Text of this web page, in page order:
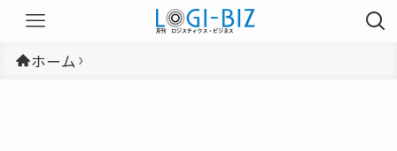
ホーム